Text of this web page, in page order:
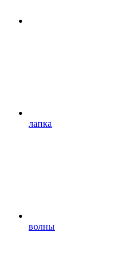
лапка
волны